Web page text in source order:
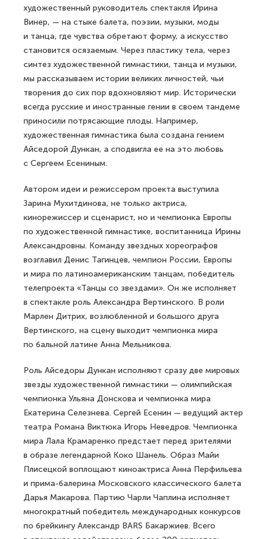
художественный руководитель спектакля Ирина
Винер, — на стыке балета, поэзии, музыки, моды
и танца, где чувства обретают форму, а искусство
становится осязаемым. Через пластику тела, через
синтез художественной гимнастики, танца и музыки,
мы рассказываем истории великих личностей, чьи
творения до сих пор вдохновляют мир. Исторически
всегда русские и иностранные гении в своем тандеме
приносили потрясающие плоды. Например,
художественная гимнастика была создана гением
Айседорой Дункан, а сподвигла ее на это любовь
с Сергеем Есениным.
Автором идеи и режиссером проекта выступила
Зарина Мухитдинова, не только актриса,
кинорежиссер и сценарист, но и чемпионка Европы
по художественной гимнастике, воспитанница Ирины
Александровны. Команду звездных хореографов
возглавил Денис Тагинцев, чемпион России, Европы
и мира по латиноамериканским танцам, победитель
телепроекта «Танцы со звездами». Он же исполняет
в спектакле роль Александра Вертинского. В роли
Марлен Дитрих, возлюбленной и большого друга
Вертинского, на сцену выходит чемпионка мира
по бальной латине Анна Мельникова.
Роль Айседоры Дункан исполняют сразу две мировых
звезды художественной гимнастики — олимпийская
чемпионка Ульяна Донскова и чемпионка мира
Екатерина Селезнева. Сергей Есенин — ведущий актер
театра Романа Виктюка Игорь Неведров. Чемпионка
мира Лала Крамаренко предстает перед зрителями
в образе легендарной Коко Шанель. Образ Майи
Плисецкой воплощают киноактриса Анна Перфильева
и прима-балерина Московского классического балета
Дарья Макарова. Партию Чарли Чаплина исполняет
многократный победитель международных конкурсов
по брейкингу Александр BARS Бакаржиев. Всего